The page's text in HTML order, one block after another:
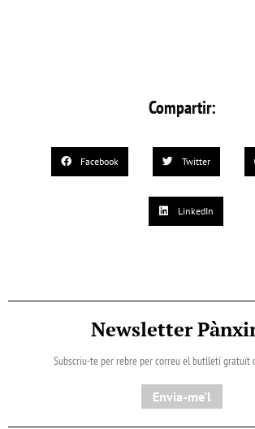
Compartir:
Facebook Twitter
LinkedIn
Newsletter
Subscriu-te per rebre per correu el butlletí gratuït
Envia-me'l